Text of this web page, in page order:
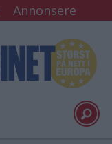
Annonsere